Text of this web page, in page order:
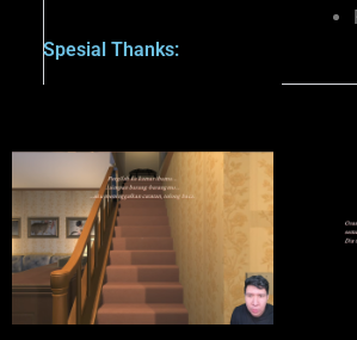
Spesial Thanks: